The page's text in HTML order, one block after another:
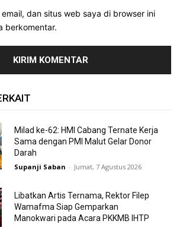
email, dan situs web saya di browser ini
berkomentar.
Milad ke-62: HMI Cabang Ternate Kerja
Sama dengan PMI Malut Gelar Donor
Darah
Supanji Saban - Jumat, 7 Agustus 2026
Libatkan Artis Ternama, Rektor Filep
Wamafma Siap Gemparkan
Manokwari pada Acara PKKMB IHTP